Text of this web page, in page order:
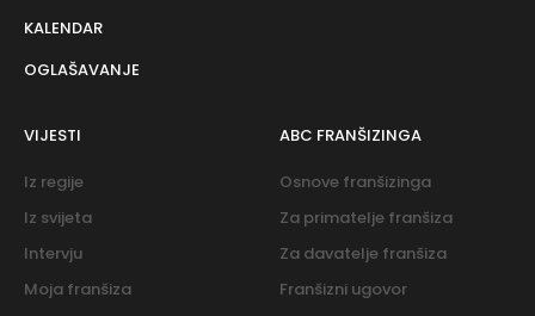
KALENDAR
OGLAŠAVANJE
VIJESTI
Iz regije
Iz svijeta
Intervju
Moja franšiza
ABC FRANŠIZINGA
Osnove franšizinga
Za primatelje franšiza
Za davatelje franšiza
Franšizni ugovor